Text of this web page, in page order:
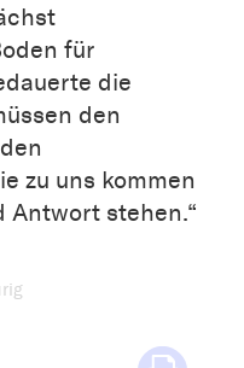
für
die
den
zu uns kommen
Antwort stehen.“